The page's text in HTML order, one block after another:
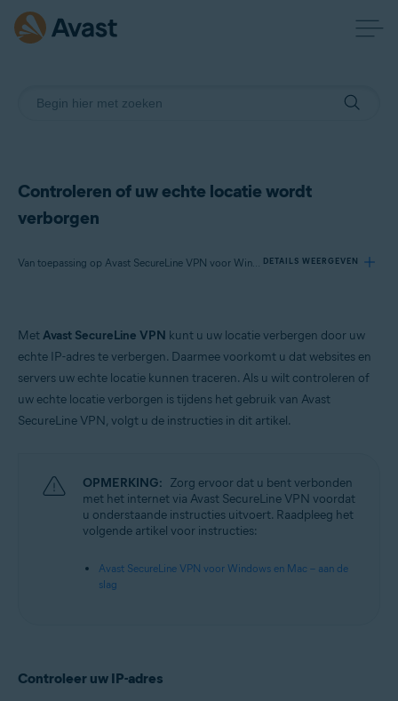
Controleren of uw echte locatie wordt
verborgen
Van toepassing op Avast SecureLine VPN voor Windows, Avast SecureLine VPN voor Mac DETAILS WEERGEVEN
Producten:
Avast SecureLine VPN 5.x voor Windows
Besturingssystemen:
Microsoft Windows 8 / Pro / Enterprise – 32-/64-bits
Microsoft Windows 7 Home Basic / Home Premium / Professional /
Enterprise / Ultimate – Service Pack 1, 32-/64-bits
Apple macOS 10.15.x (Catalina)
Apple macOS 10.14.x (Mojave)
MetAvast SecureLine VPN kunt u uw locatie verbergen door uw
echte IP-adres te verbergen. Daarmee voorkomt u dat websites en
servers uw echte locatie kunnen traceren. Als u wilt controleren of
uw echte locatie verborgen is tijdens het gebruik van Avast
SecureLine VPN, volgt u de instructies in dit artikel.
OPMERKING: Zorg ervoor dat u bent verbonden
met het internet via Avast SecureLine VPN voordat
u onderstaande instructies uitvoert. Raadpleeg het
volgende artikel voor instructies:
Avast SecureLine VPN voor Windows en Mac – aan de
slag
Controleer uw IP-adres